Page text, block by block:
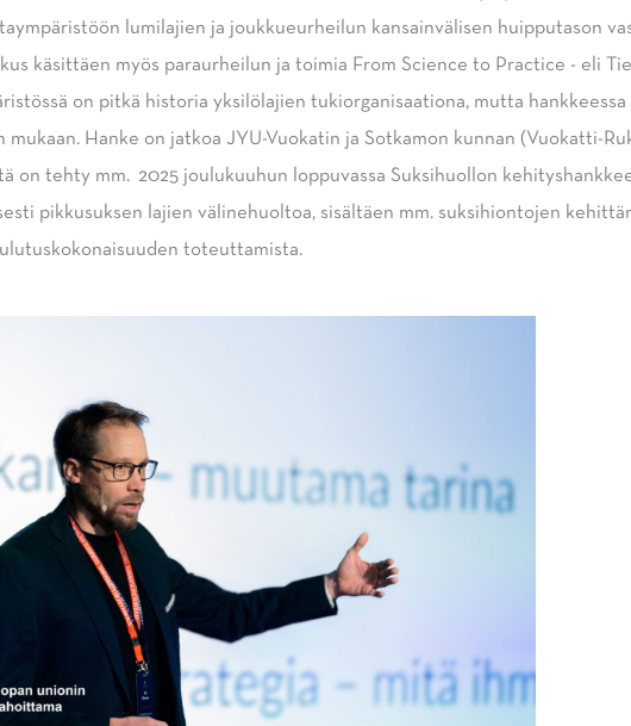
lumilajien ja joukkueurheilun kansainvälisen huipputason
käsittäen myös paraurheilun ja toimia From Science to Practice - eli
on pitkä historia yksilölajien tukiorganisaationa, mutta hankkeessa
Hanke on jatkoa JYU-Vuokatin ja Sotkamon kunnan (Vuokatti-
on tehty mm. 2025 joulukuuhun loppuvassa Suksihuollon
pikkusuksen lajien välinehuoltoa, sisältäen mm. suksihiontojen
toteuttamista.